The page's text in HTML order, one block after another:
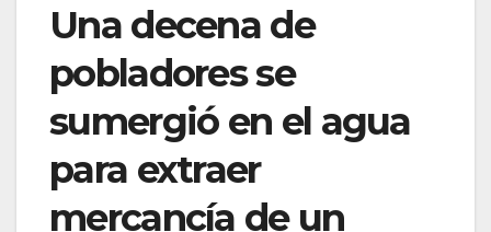
Una decena de
pobladores se
sumergió en el agua
para extraer
mercancía de un